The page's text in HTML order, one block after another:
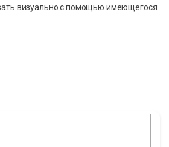
визуально с помощью имеющегося